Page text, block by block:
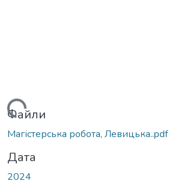
Файли
Магістерська робота, Левицька..pdf
Дата
2024